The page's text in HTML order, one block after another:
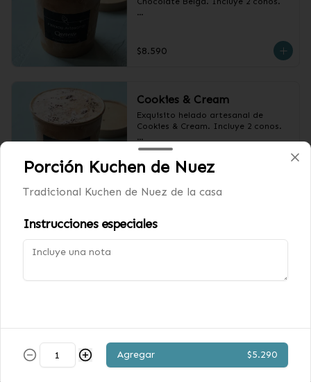
$8.590
Cookies & Cream
Exquisito helado artesanal de
Cookies & Cream. Incluye 2 conos.
Pote 1/2 litro.
$8.590
Dulce de leche
Exquisito helado artesanal de dulce
Limón Menta sin azúcar
Porción Kuchen de Nuez
Tradicional Kuchen de Nuez de la casa
Instrucciones especiales
Agregar $5.290